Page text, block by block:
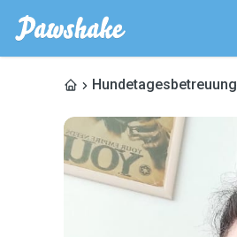
Hundetagesbetreuung